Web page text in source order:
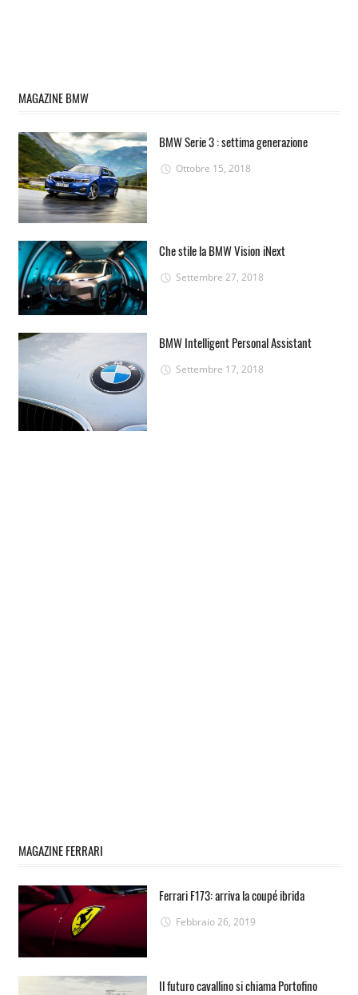
MAGAZINE BMW
BMW Serie 3 : settima generazione
Ottobre 15, 2018
Che stile la BMW Vision iNext
Settembre 27, 2018
BMW Intelligent Personal Assistant
Settembre 17, 2018
MAGAZINE FERRARI
Ferrari F173: arriva la coupé ibrida
Febbraio 26, 2019
Il futuro cavallino si chiama Portofino